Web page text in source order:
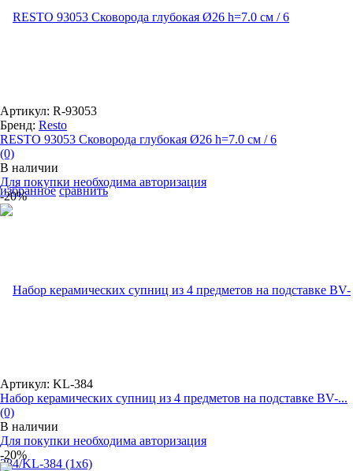
избранное сравнить
Артикул: R-93053
Бренд: Resto
RESTO 93053 Сковорода глубокая Ø26 h=7.0 см / 6
(0)
В наличии
Для покупки необходима авторизация
-20%
Артикул: KL-384
Набор керамическиx супниц из 4 предметов на подставке BV-...
(0)
В наличии
Для покупки необходима авторизация
-20%